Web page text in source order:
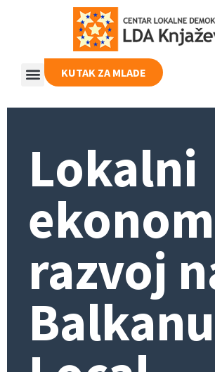
KUTAK ZA MLADE
Lokalni
razvoj